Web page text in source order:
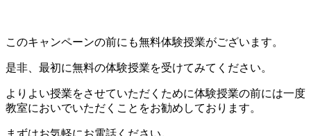
このキャンペーンの前にも無料体験授業がございます。
是非、最初に無料の体験授業を受けてみてください。
よりよい授業をさせていただくために体験授業の前には一度
教室においでいただくことをお勧めしております。
まずはお気軽にお電話ください。